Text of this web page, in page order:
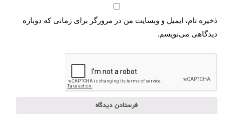
ذخیره نام، ایمیل و وبسایت من در مرورگر برای زمانی که دوباره
دیدگاهی می‌نویسم.